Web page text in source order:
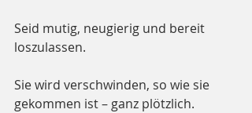
Seid mutig, neugierig und bereit
loszulassen.
Sie wird verschwinden, so wie sie
gekommen ist – ganz plötzlich.